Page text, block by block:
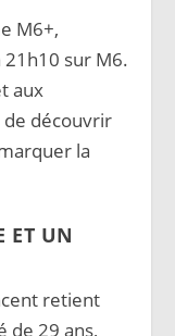
M6+,
21h10 sur M6.
aux
de découvrir
la
ET UN
retient
de 29 ans,